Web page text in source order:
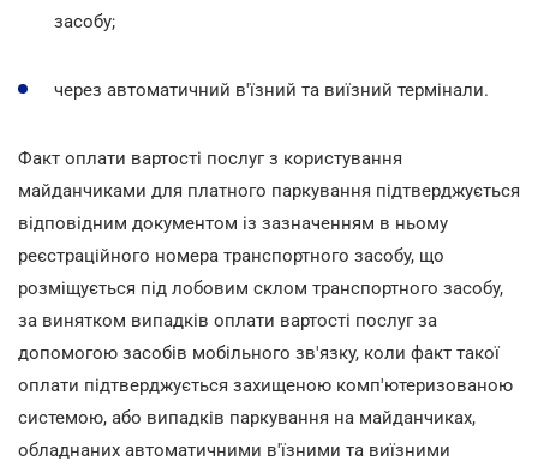
засобу;
через автоматичний в'їзний та виїзний термінали.
Факт оплати вартості послуг з користування
майданчиками для платного паркування підтверджується
відповідним документом із зазначенням в ньому
реєстраційного номера транспортного засобу, що
розміщується під лобовим склом транспортного засобу,
за винятком випадків оплати вартості послуг за
допомогою засобів мобільного зв'язку, коли факт такої
оплати підтверджується захищеною комп'ютеризованою
системою, або випадків паркування на майданчиках,
обладнаних автоматичними в'їзними та виїзними